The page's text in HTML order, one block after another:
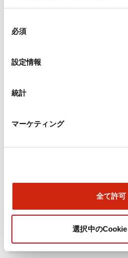
必須
設定情報
統計
マーケティング
全て許可
選択中の
形状仕様
機能仕様
機械的仕様
ドキュメントとファイル
TWN/TWNDシリーズ コン
年6月版）（日本語）
2026/04/09.PDF4.92MB